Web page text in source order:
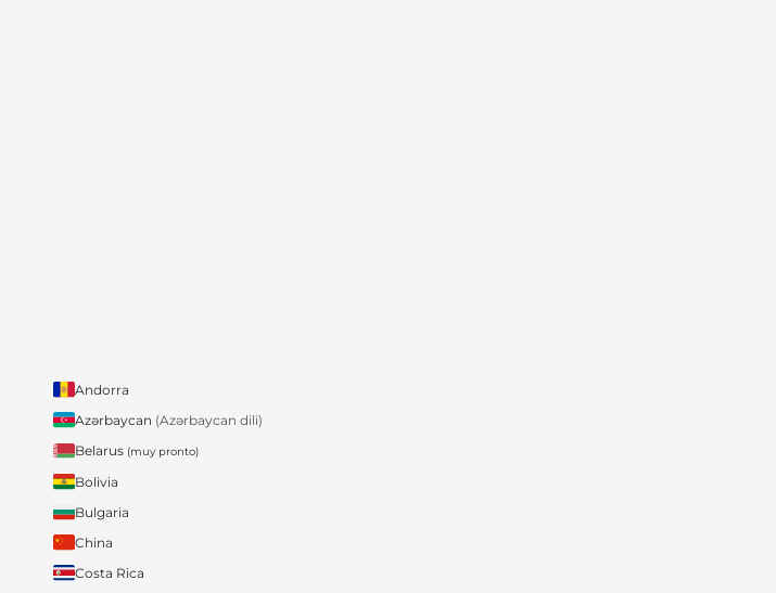
Andorra
Azərbaycan (Azərbaycan dili)
Belarus (muy pronto)
Bolivia
Bulgaria
China
Costa Rica